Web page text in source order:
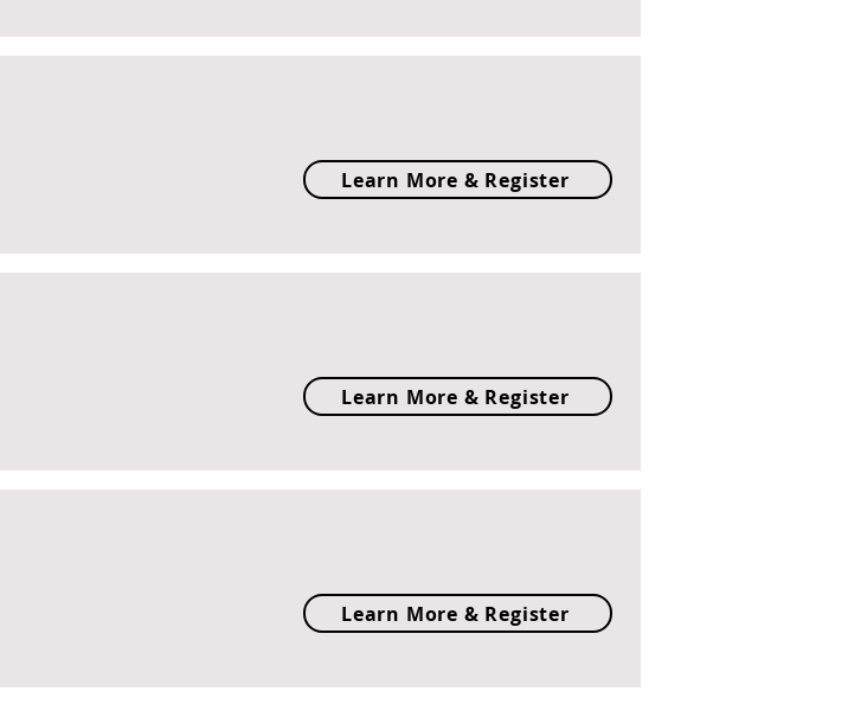
Learn More & Register
Learn More & Register
Learn More & Register